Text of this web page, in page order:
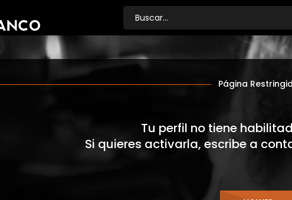
Página
Tu perfil no tiene
Si quieres activarla, escribe a